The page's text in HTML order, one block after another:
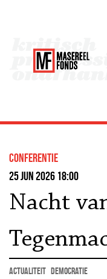
Conferentie
25 jun 2026 18:00
Nacht
actualiteit democratie